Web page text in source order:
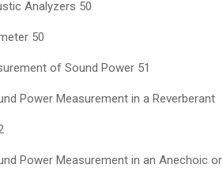
Analyzers 50
50
of Sound Power 51
Power Measurement in a Reverberant
Power Measurement in an Anechoic or